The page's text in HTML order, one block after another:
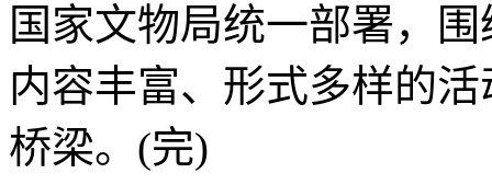
国家文物局统一部署，
内容丰富、形式多样的
桥梁。(完)